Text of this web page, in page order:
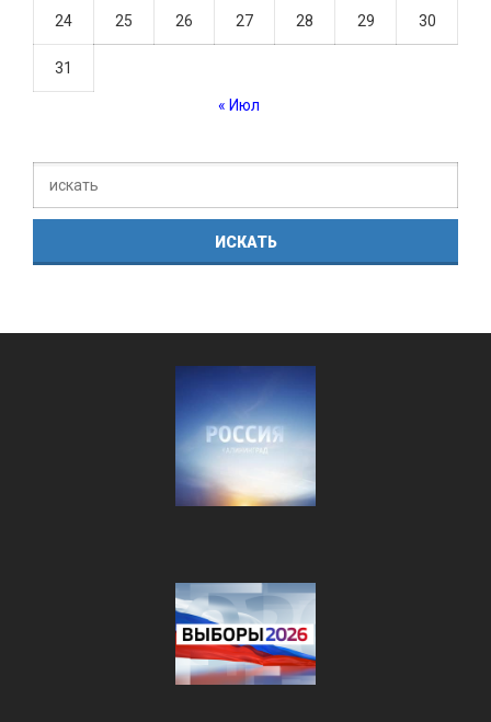
24 25 26 27 28 29 30
31
« Июл